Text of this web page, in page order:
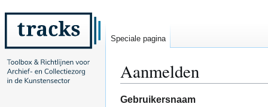
Aanmelden
Naar
Naar
Gebruikersnaam
Speciale pagina